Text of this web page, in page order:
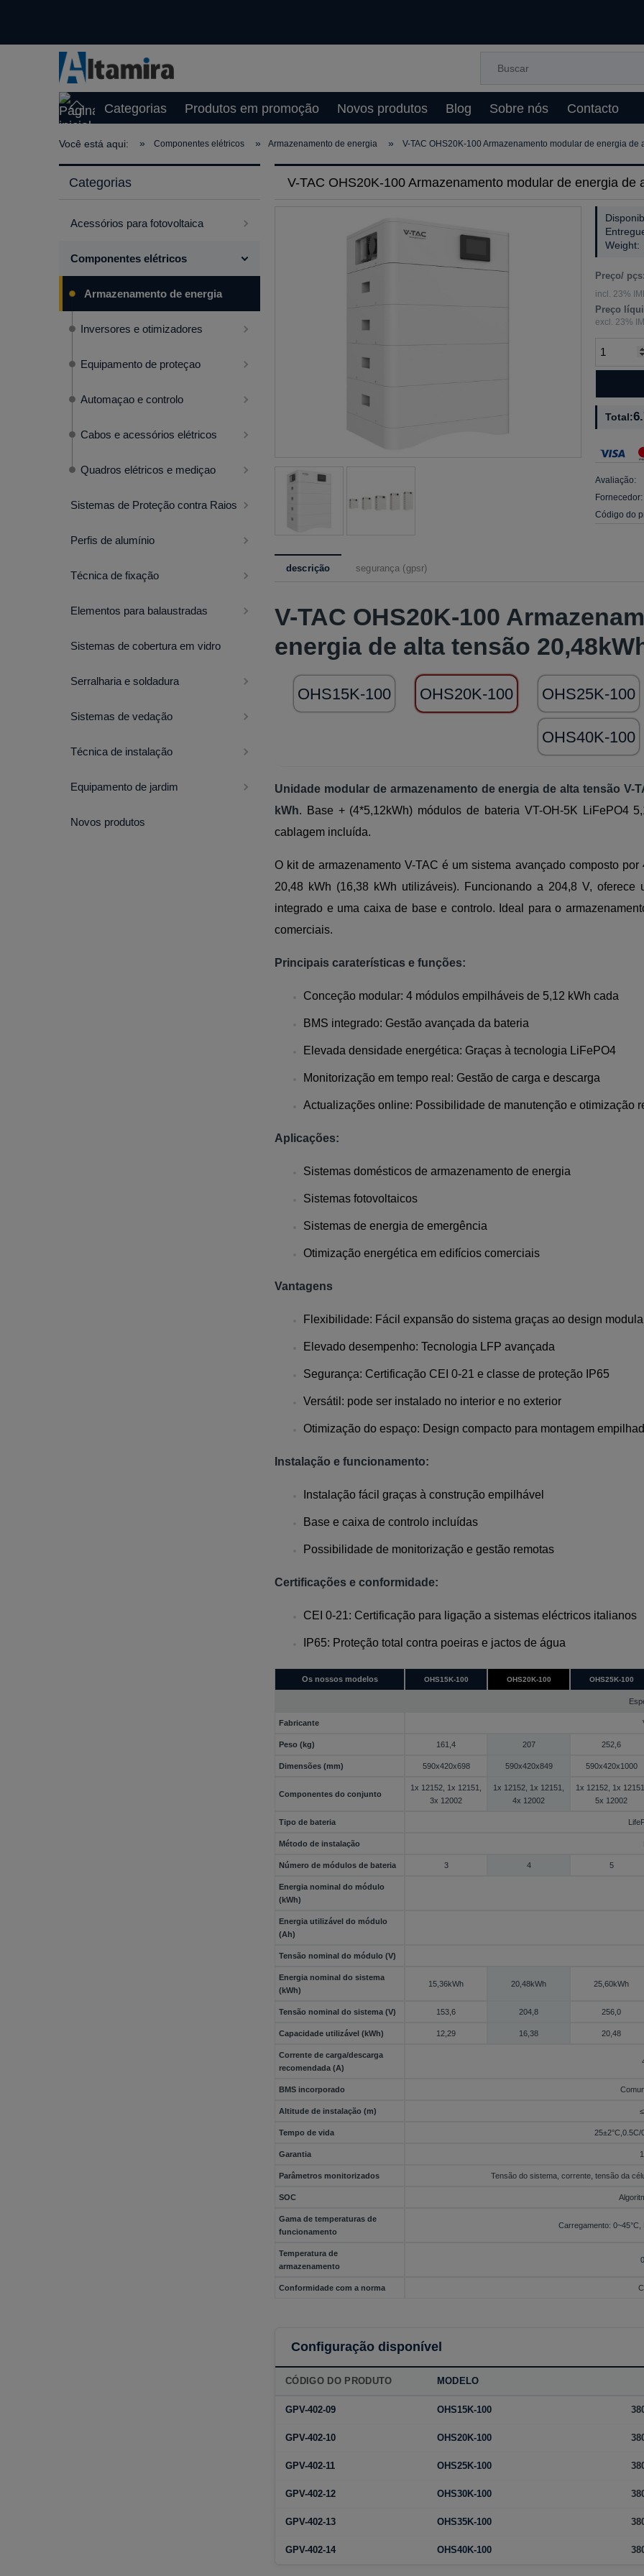
Categorias Produtos em promoção Novos produtos Blog Sobre nós Contacto
Você está aqui: » Componentes elétricos » Armazenamento de energia » V-TAC OHS20K-100 Armazenamento modular de energia de
Categorias
Acessórios para fotovoltaica
Componentes elétricos
Armazenamento de energia
Inversores e otimizadores
Equipamento de proteçao
Automaçao e controlo
Cabos e acessórios elétricos
Quadros elétricos e mediçao
Sistemas de Proteção contra Raios
Perfis de alumínio
Técnica de fixação
Elementos para balaustradas
Sistemas de cobertura em vidro
Serralharia e soldadura
Sistemas de vedação
Técnica de instalação
Equipamento de jardim
Novos produtos
V-TAC OHS20K-100 Armazenamento modular de energia de
Weight:
Preço/
incl. 23%
Preço
excl. 23%
Total:
Avaliação:
Fornecedor:
Código do
descrição segurança (gpsr)
V-TAC OHS20K-100
energia de alta tensão
OHS15K-100 OHS20K-100 OHS25K-100
OHS40K-100
Unidade modular de armazenamento de energia de alta tensão V-
kWh. Base + (4*5,12kWh) módulos de bateria VT-OH-5K LiFePO4
cablagem incluída.
O kit de armazenamento V-TAC é um sistema avançado composto
20,48 kWh (16,38 kWh utilizáveis). Funcionando a 204,8 V,
integrado e uma caixa de base e controlo. Ideal para o
comerciais.
Principais caraterísticas e funções:
Conceção modular: 4 módulos empilháveis de 5,12 kWh cada
BMS integrado: Gestão avançada da bateria
Elevada densidade energética: Graças à tecnologia LiFePO4
Monitorização em tempo real: Gestão de carga e descarga
Actualizações online: Possibilidade de manutenção e otimização
Aplicações:
Sistemas domésticos de armazenamento de energia
Sistemas fotovoltaicos
Sistemas de energia de emergência
Otimização energética em edifícios comerciais
Vantagens
Flexibilidade: Fácil expansão do sistema graças ao design
Elevado desempenho: Tecnologia LFP avançada
Segurança: Certificação CEI 0-21 e classe de proteção IP65
Versátil: pode ser instalado no interior e no exterior
Otimização do espaço: Design compacto para montagem
Instalação e funcionamento:
Instalação fácil graças à construção empilhável
Base e caixa de controlo incluídas
Possibilidade de monitorização e gestão remotas
Certificações e conformidade:
CEI 0-21: Certificação para ligação a sistemas eléctricos italianos
IP65: Proteção total contra poeiras e jactos de água
Os nossos modelos OHS15K-100 OHS20K-100 OHS25K-100
Fabricante
Peso (kg) 161,4 207 252,6
Dimensões (mm) 590x420x698 590x420x849 590x420x1000
Componentes do conjunto
1x 12152, 1x 12151,
3x 12002
1x 12152, 1x 12151,
4x 12002
1x 12152, 1x
5x 12002
Tipo de bateria
Método de instalação
Número de módulos de bateria 3 4 5
Energia nominal do módulo
(kWh)
Energia utilizável do módulo
(Ah)
Tensão nominal do módulo (V)
Energia nominal do sistema
(kWh)
15,36kWh 20,48kWh 25,60kWh
Tensão nominal do sistema (V) 153,6 204,8 256,0
Capacidade utilizável (kWh) 12,29 16,38 20,48
Corrente de carga/descarga
recomendada (A)
BMS incorporado
Altitude de instalação (m)
Tempo de vida
Garantia
Parâmetros monitorizados Tensão do sistema, corrente, tensão da
SOC
Gama de temperaturas de
funcionamento
Carregamento:
Temperatura de
armazenamento
Conformidade com a norma
Configuração disponível
CÓDIGO DO PRODUTO MODELO
GPV-402-09 OHS15K-100
GPV-402-10 OHS20K-100
GPV-402-11 OHS25K-100
GPV-402-12 OHS30K-100
GPV-402-13 OHS35K-100
GPV-402-14 OHS40K-100